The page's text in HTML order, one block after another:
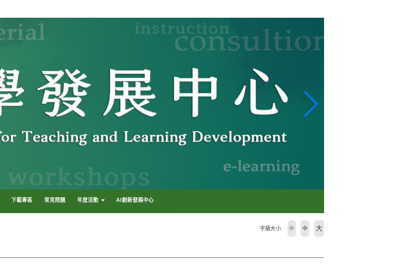
下載專區 常見問題 年度活動 AI創新發展中心
字級大小 小 中 大